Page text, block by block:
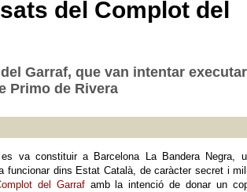
del Complot del
Garraf, que van intentar executar
Primo de Rivera
va constituir a Barcelona La Bandera Negra,
funcionar dins Estat Català, de caràcter secret i
del Garrafamb la intenció de donar un